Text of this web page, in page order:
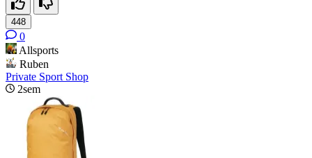
448
0
Allsports
Ruben
Private Sport Shop
2sem